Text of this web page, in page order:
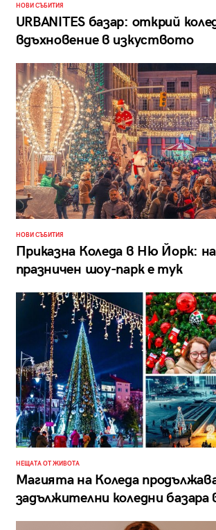
НОВИ СЪБИТИЯ
URBANITES базар: открий
вдъхновение в изкуството
НОВИ СЪБИТИЯ
Приказна Коледа в Ню Йорк:
празничен шоу-парк е тук
НЕЩАТА ОТ ЖИВОТА
Магията на Коледа
задължителни коледни базара